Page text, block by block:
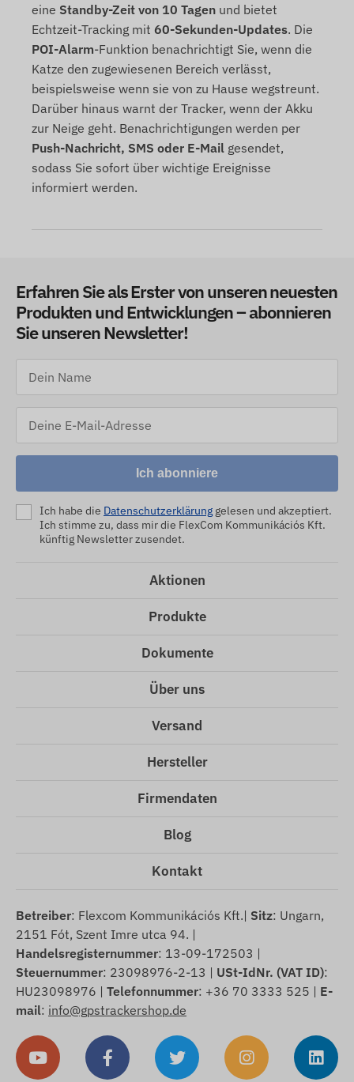
eine Standby-Zeit von 10 Tagen und bietet
Echtzeit-Tracking mit 60-Sekunden-Updates. Die
POI-Alarm-Funktion benachrichtigt Sie, wenn die
Katze den zugewiesenen Bereich verlässt,
beispielsweise wenn sie von zu Hause wegstreunt.
Darüber hinaus warnt der Tracker, wenn der Akku
zur Neige geht. Benachrichtigungen werden per
Push-Nachricht, SMS oder E-Mail gesendet,
sodass Sie sofort über wichtige Ereignisse
informiert werden.
Erfahren Sie als Erster von unseren neuesten
Produkten und Entwicklungen – abonnieren
Sie unseren Newsletter!
Ich abonniere
Ich habe die Datenschutzerklärung gelesen und akzeptiert.
Ich stimme zu, dass mir die FlexCom Kommunikációs Kft.
künftig Newsletter zusendet.
Aktionen
Produkte
Dokumente
Über uns
Versand
Hersteller
Firmendaten
Blog
Kontakt
Betreiber: Flexcom Kommunikációs Kft.| Sitz: Ungarn,
2151 Fót, Szent Imre utca 94. |
Handelsregisternummer: 13-09-172503 |
Steuernummer: 23098976-2-13 | USt-IdNr. (VAT ID):
HU23098976 | Telefonnummer: +36 70 3333 525 | E-
mail: info@gpstrackershop.de